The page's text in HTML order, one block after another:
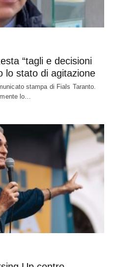
“tagli e decisioni
lo stato di agitazione
stampa di Fials Taranto.
lo…